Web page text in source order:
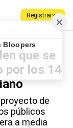
Registrarse
que se
por los 14
de
públicos
a media